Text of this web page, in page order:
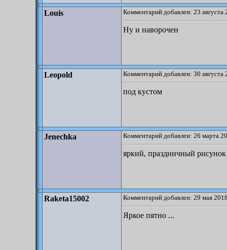
Louis Комментарий добавлен: 23 августа
Ну и наворочен
Leopold Комментарий добавлен: 30 августа
под кустом
Jenechka Комментарий добавлен: 26 марта
яркий, праздничный рисунок
Raketa15002 Комментарий добавлен: 29 мая
Яркое пятно ...